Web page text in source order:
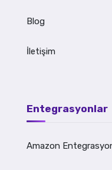
Blog
İletişim
Entegrasyonlar
Amazon